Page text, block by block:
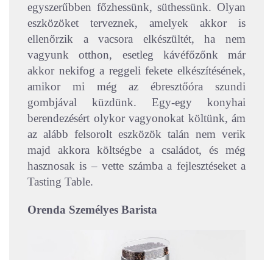
egyszerűbben főzhessünk, süthessünk. Olyan
eszközöket terveznek, amelyek akkor is
ellenőrzik a vacsora elkészültét, ha nem
vagyunk otthon, esetleg kávéfőzőnk már
akkor nekifog a reggeli fekete elkészítésének,
amikor mi még az ébresztőóra szundi
gombjával küzdünk. Egy-egy konyhai
berendezésért olykor vagyonokat költünk, ám
az alább felsorolt eszközök talán nem verik
majd akkora költségbe a családot, és még
hasznosak is – vette számba a fejlesztéseket a
Tasting Table.
Orenda Személyes Barista